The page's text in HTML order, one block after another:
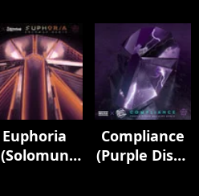
Euphoria
(Solomun
Compliance
(Purple Disco